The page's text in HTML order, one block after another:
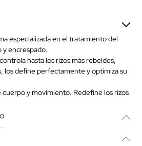
especializada en el tratamiento del
y encrespado.
hasta los rizos más rebeldes,
los define perfectamente y optimiza su
cuerpo y movimiento. Redefine los rizos